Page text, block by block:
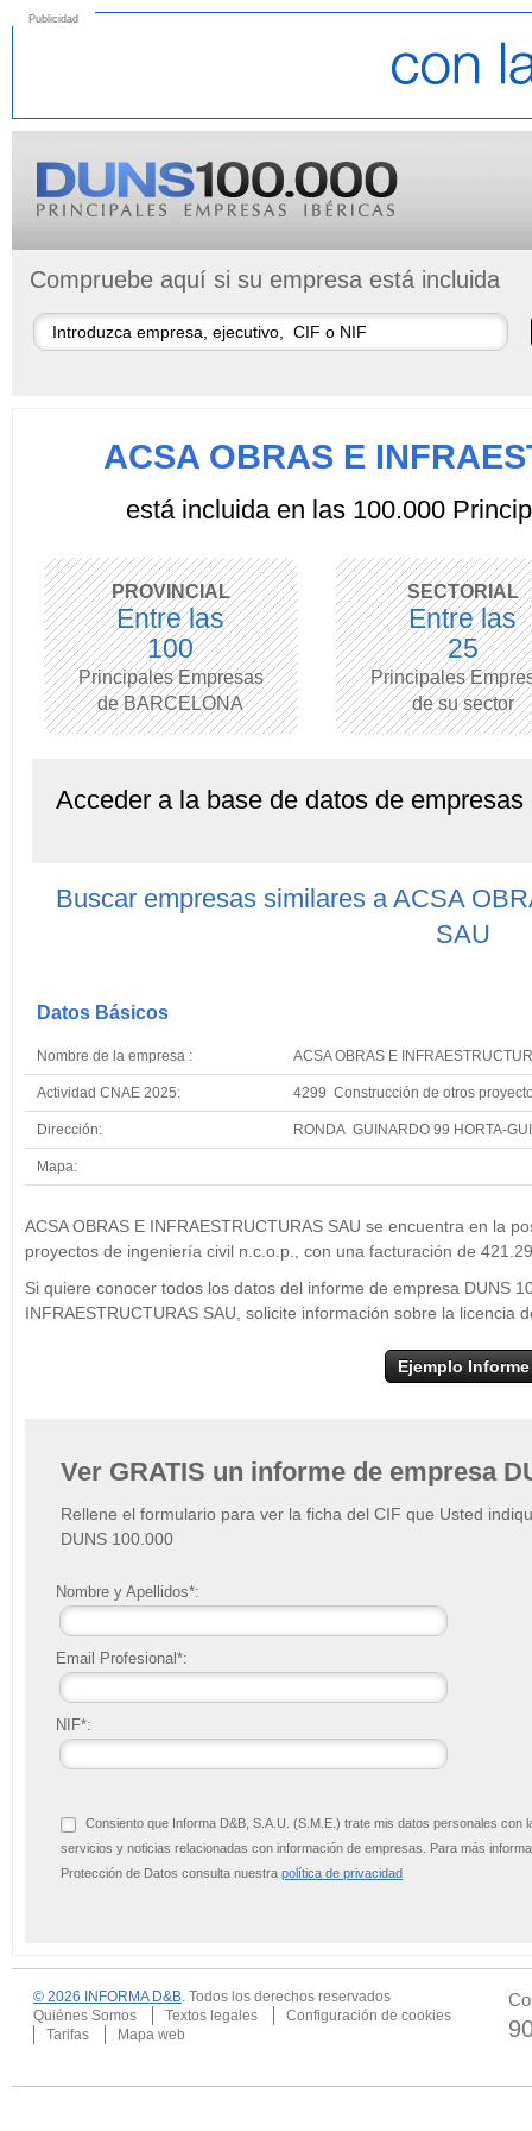
Publicidad
Compruebe aquí si su empresa está incluida
ACSA OBRAS E
está incluida en las 100.000
PROVINCIAL
Entre las
100
Principales Empresas
de BARCELONA
SECTORIAL
Entre las
25
Principales
de su sector
Acceder a la base de datos de
Buscar empresas similares a ACSA
SAU
Datos Básicos
Nombre de la empresa : ACSA OBRAS E
Actividad CNAE 2025: 4299 Construcción de otros
Dirección: RONDA GUINARDO 99 HORTA-
Mapa:
−
ACSA OBRAS E INFRAESTRUCTURAS SAU se encuentra en la
proyectos de ingeniería civil n.c.o.p., con una facturación de
Si quiere conocer todos los datos del informe de empresa DUNS
INFRAESTRUCTURAS SAU, solicite información sobre la licencia
Ejemplo Informe
Ver GRATIS un informe de empresa
Rellene el formulario para ver la ficha del CIF que Usted
DUNS 100.000
Nombre y Apellidos*:
Email Profesional*:
NIF*:
Consiento que Informa D&B, S.A.U. (S.M.E.) trate mis datos personales
servicios y noticias relacionadas con información de empresas. Para más
Protección de Datos consulta nuestra política de privacidad
© 2026 INFORMA D&B. Todos los derechos reservados
Quiénes Somos
Textos legales
Configuración de cookies
Tarifas
Mapa web